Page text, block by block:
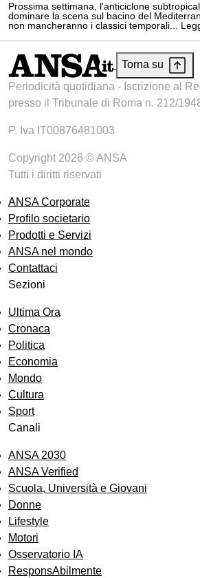
Prossima settimana, l'anticiclone
dominare la scena sul bacino del
non mancheranno i classici temporali...
Torna su
Periodicità quotidiana - Iscrizione al
presso il Tribunale di Roma n. 212/
P. Iva IT00876481003
Copyright 2026 © ANSA
Tutti i diritti riservati
ANSA Corporate
Profilo societario
Prodotti e Servizi
ANSA nel mondo
Contattaci
Sezioni
Ultima Ora
Cronaca
Politica
Economia
Mondo
Cultura
Sport
Canali
ANSA 2030
ANSA Verified
Scuola, Università e Giovani
Donne
Lifestyle
Motori
Osservatorio IA
ResponsAbilmente